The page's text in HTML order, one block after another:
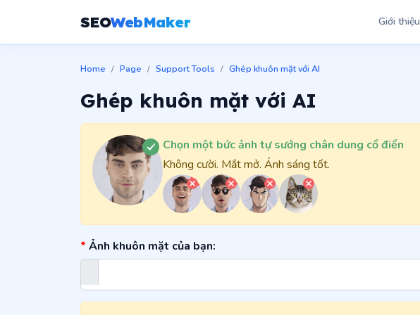
SEOWebMaker Giới thiệu
Home Page Support Tools Ghép khuôn mặt với AI
Ghép khuôn mặt với AI
Chọn một bức ảnh tự sướng chân dung cổ điển
Không cười. Mắt mở. Ánh sáng tốt.
* Ảnh khuôn mặt của bạn: